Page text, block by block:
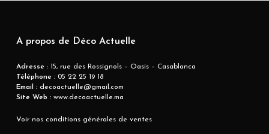
A propos de Déco Actuelle
Adresse : 15, rue des Rossignols – Oasis – Casablanca
Téléphone :05 22 25 19 18
Email :decoactuelle@gmail.com
Site Web :www.decoactuelle.ma
Voir nos conditions générales de ventes